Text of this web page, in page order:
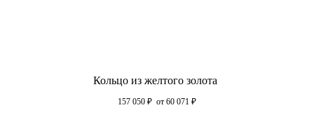
Кольцо из желтого золота
157 050 ₽ от 60 071 ₽